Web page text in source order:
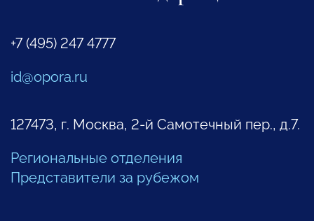
+7 (495) 247 4777
id@opora.ru
127473, г. Москва, 2-й Самотечный пер., д.7.
Региональные отделения
Представители за рубежом